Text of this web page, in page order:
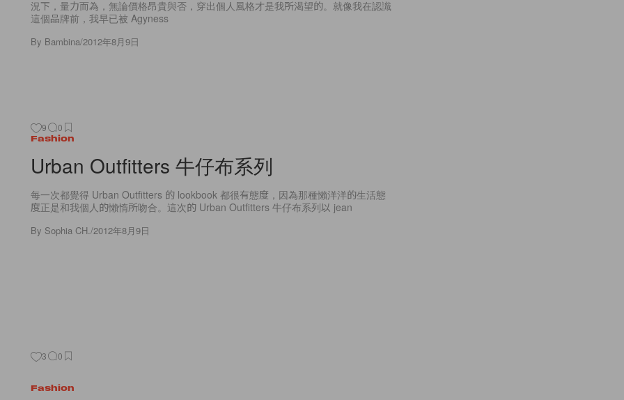
況下，量力而為，無論價格昂貴與否，穿出個人風格才是我所渴望的。就像我在認識
這個品牌前，我早已被 Agyness
By Bambina/2012年8月9日
9 0
Fashion
Urban Outfitters 牛仔布系列
每一次都覺得 Urban Outfitters 的 lookbook 都很有態度，因為那種懶洋洋的生活態
度正是和我個人的懶惰所吻合。這次的 Urban Outfitters 牛仔布系列以 jean
By Sophia CH./2012年8月9日
3 0
Fashion